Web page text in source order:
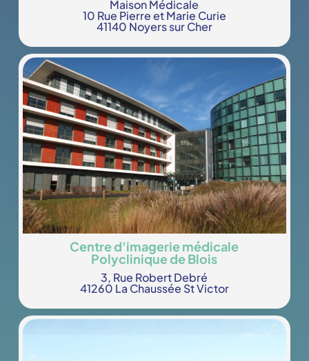
Maison Médicale
10 Rue Pierre et Marie Curie
41140 Noyers sur Cher
Centre d'imagerie médicale
Polyclinique de Blois
3, Rue Robert Debré
41260 La Chaussée St Victor